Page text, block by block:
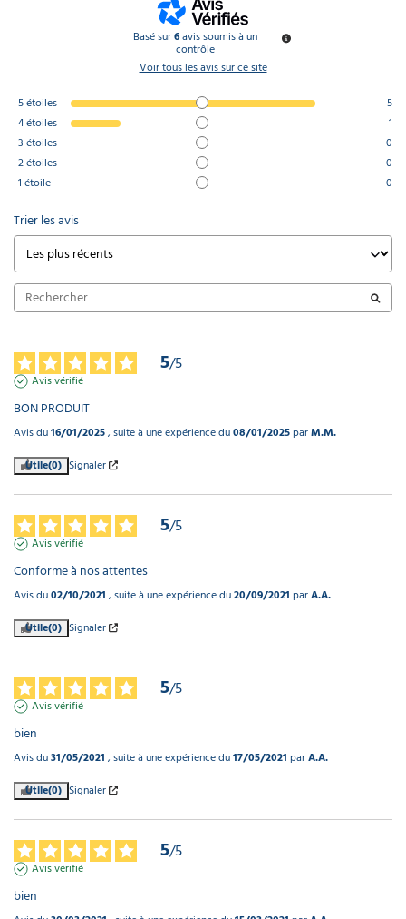
Basé sur6avis soumis à un
contrôle
Voir tous les avis sur ce site
5étoiles
5
4étoiles
1
3 étoiles
0
2étoiles
0
1 étoile 0
Trier les avis
5/5
Avis vérifié
BON PRODUIT
Avis du16/01/2025, suite à une expérience du08/01/2025parM.M.
Utile(0) Signaler
5/5
Avis vérifié
Conforme à nos attentes
Avis du02/10/2021 , suite à une expérience du20/09/2021 parA.A.
Utile(0) Signaler
5/5
Avis vérifié
bien
Avis du31/05/2021 , suite à une expérience du17/05/2021 parA.A.
Utile(0) Signaler
5/5
Avis vérifié
bien